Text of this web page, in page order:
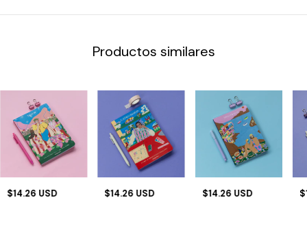
Productos similares
$14.26 USD $14.26 USD $14.26 USD